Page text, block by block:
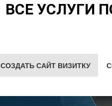
ВСЕ УСЛУГИ
СОЗДАТЬ САЙТ ВИЗИТКУ